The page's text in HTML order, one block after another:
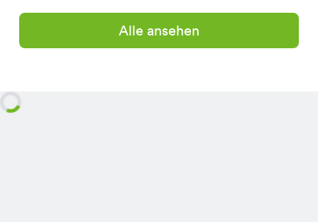
Alle ansehen